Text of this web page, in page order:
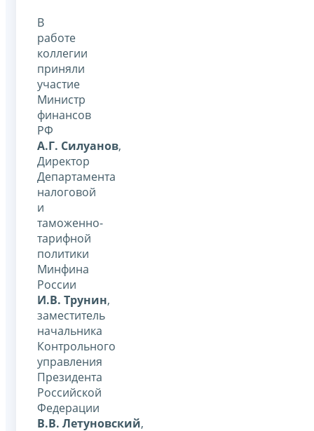
В
работе
коллегии
приняли
участие
Министр
финансов
РФ
А.Г. Силуанов,
Директор
Департамента
налоговой
и
таможенно-
тарифной
политики
Минфина
России
И.В. Трунин,
заместитель
начальника
Контрольного
управления
Президента
Российской
Федерации
В.В. Летуновский,